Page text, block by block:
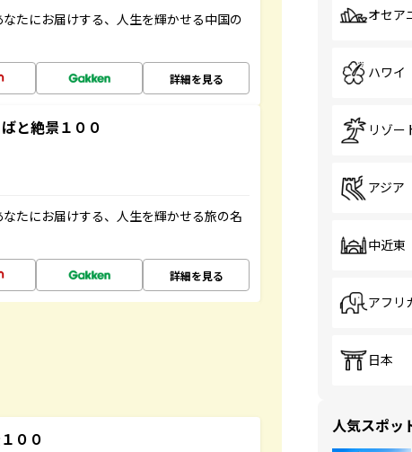
たにお届けする、人生を輝かせる中国の
詳細を見る
と絶景１００
たにお届けする、人生を輝かせる旅の名
詳細を見る
００
オセア
ハワイ
リゾー
アジア
中近東
アフリ
日本
人気スポッ